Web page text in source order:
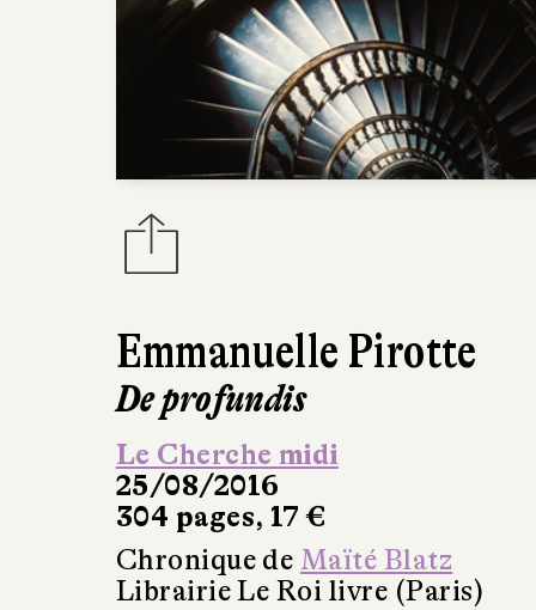
Emmanuelle Pirotte
De profundis
Le Cherche midi
25/08/2016
304 pages, 17 €
Chronique de Maïté Blatz
Librairie Le Roi livre (Paris)